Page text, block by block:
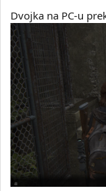
Dvojka na PC-u